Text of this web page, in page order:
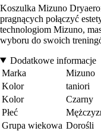
Koszulka Mizuno
pragnących połączyć
technologiom Mizuno,
wyboru do swoich
Dodatkowe informacje
Marka
Mizuno
Kolor
taniori
Kolor
Czarny
Płeć
Grupa wiekowa Dorośli